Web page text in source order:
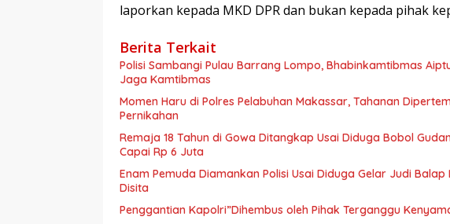
laporkan kepada MKD DPR dan bukan kepada pihak
Berita Terkait
Polisi Sambangi Pulau Barrang Lompo, Bhabinkamtibmas
Jaga Kamtibmas
Momen Haru di Polres Pelabuhan Makassar, Tahanan
Pernikahan
Remaja 18 Tahun di Gowa Ditangkap Usai Diduga Bobol
Capai Rp 6 Juta
Enam Pemuda Diamankan Polisi Usai Diduga Gelar Judi Balap
Disita
Penggantian Kapolri”Dihembus oleh Pihak Terganggu